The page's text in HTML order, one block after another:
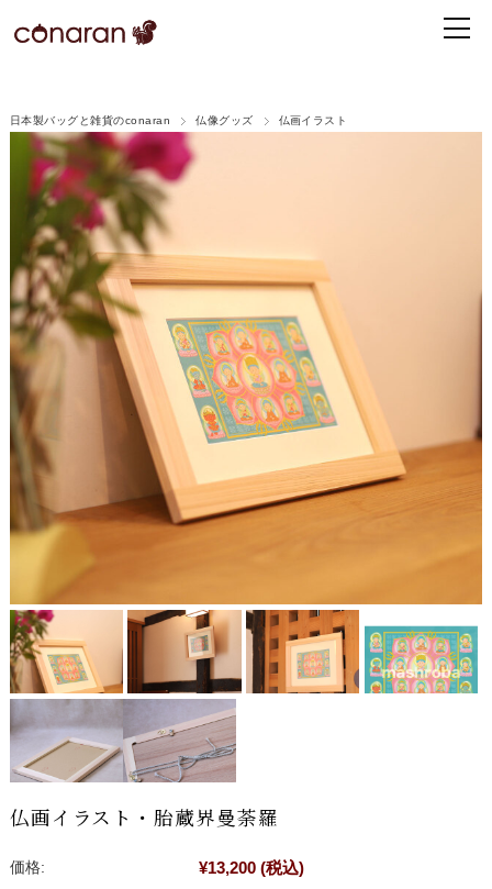
日本製バッグと雑貨のconaran 仏像グッズ 仏画イラスト
仏画イラスト・胎蔵界曼荼羅
価格: ¥13,200 (税込)